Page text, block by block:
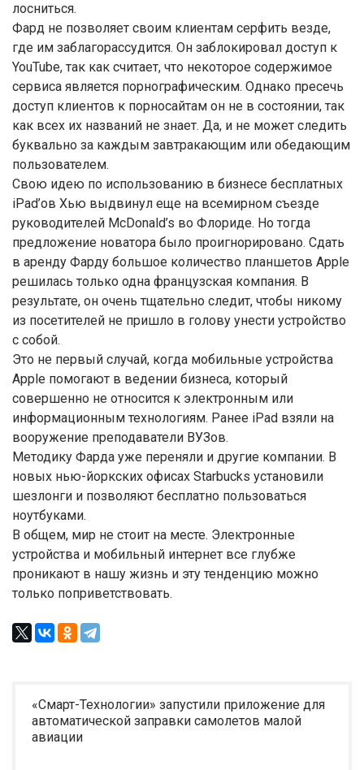
лосниться.
Фард не позволяет своим клиентам серфить везде,
где им заблагорассудится. Он заблокировал доступ к
YouTube, так как считает, что некоторое содержимое
сервиса является порнографическим. Однако пресечь
доступ клиентов к порносайтам он не в состоянии, так
как всех их названий не знает. Да, и не может следить
буквально за каждым завтракающим или обедающим
пользователем.
Свою идею по использованию в бизнесе бесплатных
iPad’ов Хью выдвинул еще на всемирном съезде
руководителей McDonald’s во Флориде. Но тогда
предложение новатора было проигнорировано. Сдать
в аренду Фарду большое количество планшетов Apple
решилась только одна французская компания. В
результате, он очень тщательно следит, чтобы никому
из посетителей не пришло в голову унести устройство
с собой.
Это не первый случай, когда мобильные устройства
Apple помогают в ведении бизнеса, который
совершенно не относится к электронным или
информационным технологиям. Ранее iPad взяли на
вооружение преподаватели ВУЗов.
Методику Фарда уже переняли и другие компании. В
новых нью-йоркских офисах Starbucks установили
шезлонги и позволяют бесплатно пользоваться
ноутбуками.
В общем, мир не стоит на месте. Электронные
устройства и мобильный интернет все глубже
проникают в нашу жизнь и эту тенденцию можно
только поприветствовать.
«Смарт-Технологии» запустили приложение для
автоматической заправки самолетов малой
авиации